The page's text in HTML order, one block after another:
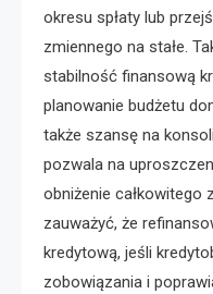
okresu spłaty lub
zmiennego na stałe.
stabilność finansową
planowanie budżetu
także szansę na
pozwala na
obniżenie całkowitego
zauważyć, że
kredytową, jeśli
zobowiązania i